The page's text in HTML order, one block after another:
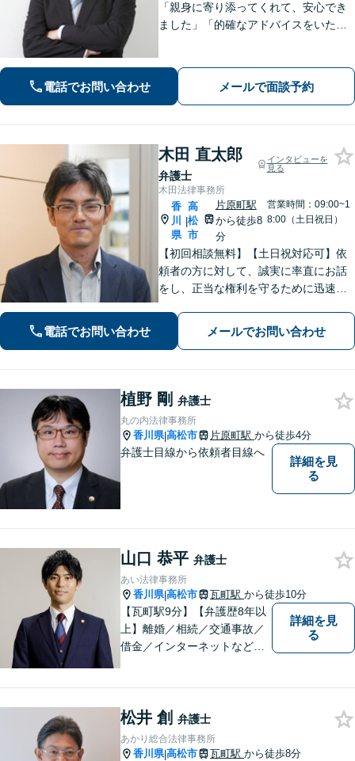
「親身に寄り添ってくれて、安心でき
ました」「的確なアドバイスをいただ
い、解決の方針を考えてまいります
【栗林公園駅7分／駐車場あり】
電話でお問い合わせ メールで面談予約
木田 直太郎
弁護士
インタビューを
見る
木田法律事務所
香
川
県
|
高
松
市
片原町駅
から徒歩8
分
営業時間：09:00~1
8:00（土日祝日）
【初回相談無料】【土日祝対応可】依
頼者の方に対して、誠実に率直にお話
をし、正当な権利を守るために迅速に
テラン弁護士のノウハウと、若手弁護
士のフットワークで、依頼者の方の多
電話でお問い合わせ メールでお問い合わせ
植野 剛 弁護士
丸の内法律事務所
香川県|高松市 片原町駅 から徒歩4分
弁護士目線から依頼者目線へ
詳細を見
る
山口 恭平 弁護士
あい法律事務所
香川県|高松市 瓦町駅 から徒歩10分
【瓦町駅9分】【弁護歴8年以
上】離婚／相続／交通事故／
借金／インターネットなど幅
皆様にとって最善の解決を模
索します。まずはお気軽にご
相談ください。
詳細を見
る
松井 創 弁護士
あかり総合法律事務所
香川県|高松市 瓦町駅 から徒歩8分